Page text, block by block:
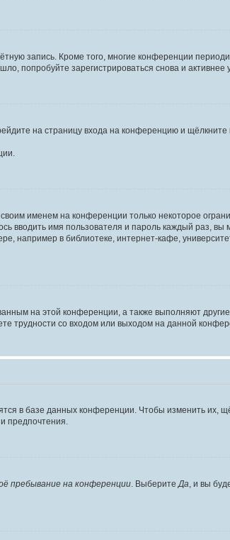
запись. Кроме того, многие конференции
зарегистрироваться снова и активнее
на страницу входа на конференцию и щёлкните
своим именем на конференции только некоторое
вводить имя пользователя и пароль каждый раз,
например в библиотеке, интернет-кафе,
на этой конференции, а также выполняют
трудности со входом или выходом на данной
в базе данных конференции. Чтобы изменить их,
предпочтения.
пребывание на конференции . Выберите Да , и вы